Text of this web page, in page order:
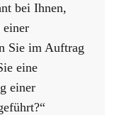
bei Ihnen,
einer
Sie im Auftrag
eine
einer